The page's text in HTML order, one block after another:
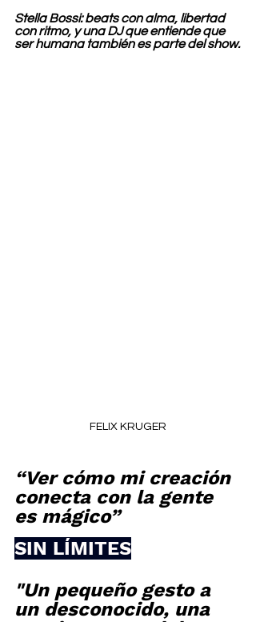
Stella Bossi: beats con alma, libertad
con ritmo, y una DJ que entiende que
ser humana también es parte del show.
FELIX KRUGER
“Ver cómo mi creación
conecta con la gente
es mágico”
SIN LÍMITES
"Un pequeño gesto a
un desconocido, una